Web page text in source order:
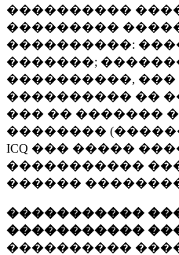
����������
���������
����������:
�������;
����������,
���������� ��
��� �� �������
��������
ICQ ��� �����
�����������
������
�����������
�����������
����������